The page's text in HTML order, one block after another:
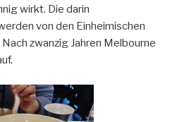
wirkt. Die darin
von den Einheimischen
zwanzig Jahren Melbourne